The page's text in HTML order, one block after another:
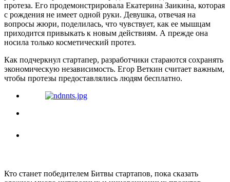
протеза. Его продемонстрировала Екатерина Заикина, которая
с рождения не имеет одной руки. Девушка, отвечая на
вопросы жюри, поделилась, что чувствует, как ее мышцам
приходится привыкать к новым действиям. А прежде она
носила только косметический протез.
Как подчеркнул стартапер, разработчики стараются сохранять
экономическую независимость. Егор Веткин считает важным,
чтобы протезы предоставлялись людям бесплатно.
Кто станет победителем Битвы стартапов, пока сказать